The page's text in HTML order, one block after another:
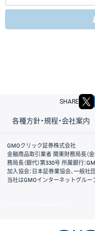
SHARE
各種方針・規程・会社案内
取引規程・約款
サイトマップ
その他のご案内
個人情報保護方針
最良執行方針
サイトのご利用について
ディスクレイマー
信託保全
リスク説明
会社案内
GMOクリック証券株式会社
金融商品取引業者 関東財務局長（
務局長（銀代）第330号 所属銀行：
加入協会：日本証券業協会、一般
当社はGMOインターネットグルー